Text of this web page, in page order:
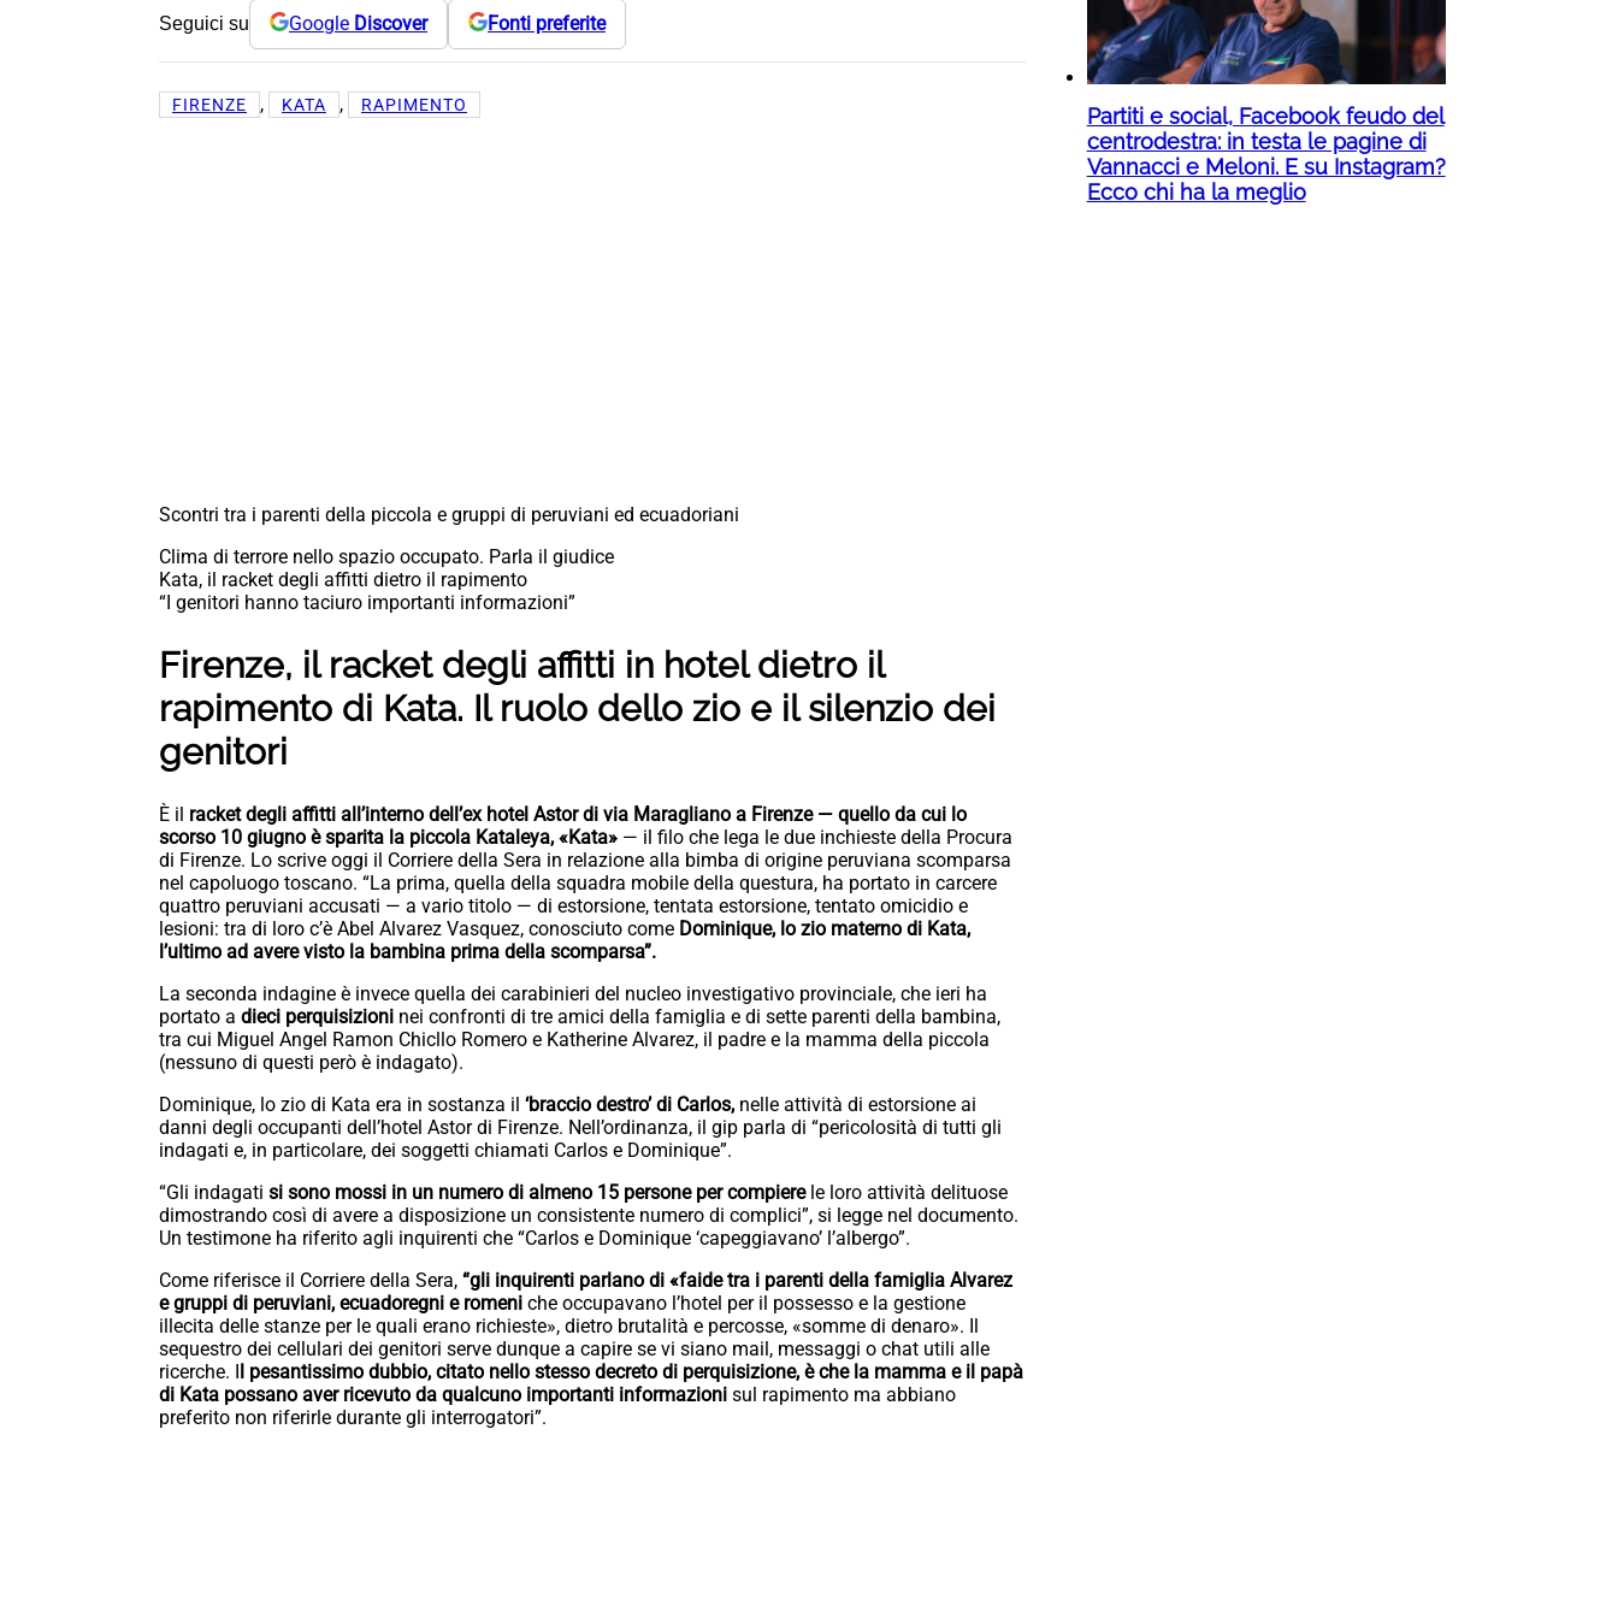
Seguici su Google Discover Fonti preferite
FIRENZE , KATA , RAPIMENTO
Scontri tra i parenti della piccola e gruppi di peruviani ed ecuadoriani
Clima di terrore nello spazio occupato. Parla il giudice
Kata, il racket degli affitti dietro il rapimento
“I genitori hanno taciuro importanti informazioni”
Firenze, il racket degli affitti in hotel dietro il
rapimento di Kata. Il ruolo dello zio e il silenzio dei
genitori
È il racket degli affitti all’interno dell’ex hotel Astor di via Maragliano a Firenze — quello da cui lo
scorso 10 giugno è sparita la piccola Kataleya, «Kata» — il filo che lega le due inchieste della Procura
di Firenze. Lo scrive oggi il Corriere della Sera in relazione alla bimba di origine peruviana scomparsa
nel capoluogo toscano. “La prima, quella della squadra mobile della questura, ha portato in carcere
quattro peruviani accusati — a vario titolo — di estorsione, tentata estorsione, tentato omicidio e
lesioni: tra di loro c’è Abel Alvarez Vasquez, conosciuto come Dominique, lo zio materno di Kata,
l’ultimo ad avere visto la bambina prima della scomparsa”.
La seconda indagine è invece quella dei carabinieri del nucleo investigativo provinciale, che ieri ha
portato a dieci perquisizioni nei confronti di tre amici della famiglia e di sette parenti della bambina,
tra cui Miguel Angel Ramon Chicllo Romero e Katherine Alvarez, il padre e la mamma della piccola
(nessuno di questi però è indagato).
Dominique, lo zio di Kata era in sostanza il ‘braccio destro’ di Carlos, nelle attività di estorsione ai
danni degli occupanti dell’hotel Astor di Firenze. Nell’ordinanza, il gip parla di “pericolosità di tutti gli
indagati e, in particolare, dei soggetti chiamati Carlos e Dominique”.
“Gli indagati si sono mossi in un numero di almeno 15 persone per compierele loro attività delituose
dimostrando così di avere a disposizione un consistente numero di complici”, si legge nel documento.
Un testimone ha riferito agli inquirenti che “Carlos e Dominique ‘capeggiavano’ l’albergo”.
Come riferisce il Corriere della Sera, “gli inquirenti parlano di «faide tra i parenti della famiglia Alvarez
e gruppi di peruviani, ecuadoregni e romeni che occupavano l’hotel per il possesso e la gestione
illecita delle stanze per le quali erano richieste», dietro brutalità e percosse, «somme di denaro». Il
sequestro dei cellulari dei genitori serve dunque a capire se vi siano mail, messaggi o chat utili alle
ricerche. I
l pesantissimo dubbio, citato nello stesso decreto di perquisizione, è che la mamma e il papà
di Kata possano aver ricevuto da qualcuno importanti informazioni sul rapimento ma abbiano
preferito non riferirle durante gli interrogatori”.
Partiti e social, Facebook feudo del
centrodestra: in testa le pagine di
Vannacci e Meloni. E su Instagram?
Ecco chi ha la meglio